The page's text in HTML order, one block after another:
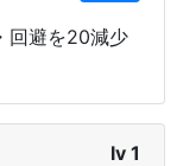
回避を20減少
lv 1